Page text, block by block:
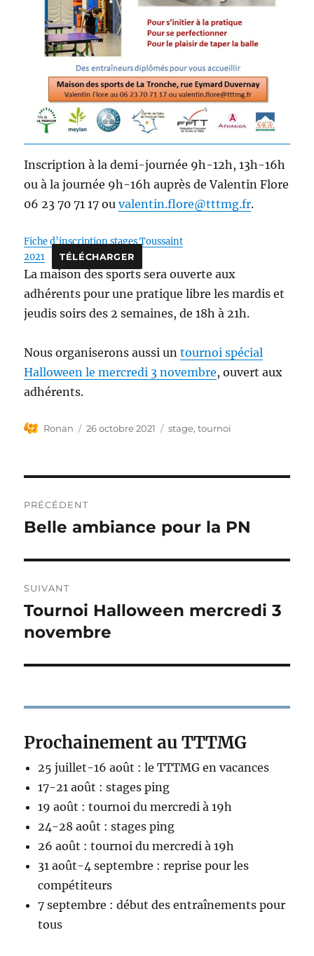
Inscription à la demi-journée 9h-12h, 13h-16h
ou à la journée 9h-16h auprès de Valentin Flore
06 23 70 71 17 ouvalentin.flore@tttmg.fr.
Fiche d’inscription stages Toussaint
2021
TÉLÉCHARGER
La maison des sports sera ouverte aux
adhérents pour une pratique libre les mardis et
jeudis soirs des 2 semaines, de 18h à 21h.
Nous organiserons aussi untournoi spécial
Halloween le mercredi 3 novembre, ouvert aux
adhérents.
Auteur
Ronan
Publié
26 octobre 2021 Étiquettes
stage,tournoi
de
PRÉCÉDENT
Publication
Belle ambiance pour la PN
SUIVANT
Publication
suivante :
Tournoi Halloween mercredi 3
novembre
Prochainement au TTTMG
25 juillet-16 août : le TTTMG en vacances
17-21 août : stages ping
19 août : tournoi du mercredi à 19h
24-28 août : stages ping
26 août : tournoi du mercredi à 19h
31 août-4 septembre : reprise pour les
compétiteurs
7 septembre : début des entraînements pour
tous